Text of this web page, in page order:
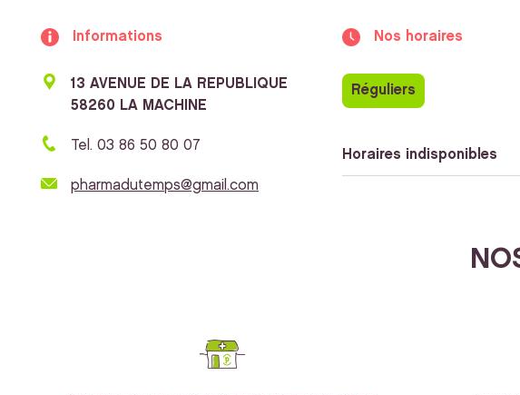
Informations
13 AVENUE DE LA REPUBLIQUE
58260 LA MACHINE
Tel. 03 86 50 80 07
pharmadutemps@gmail.com
Nos horaires
Réguliers
Horaires indisponibles